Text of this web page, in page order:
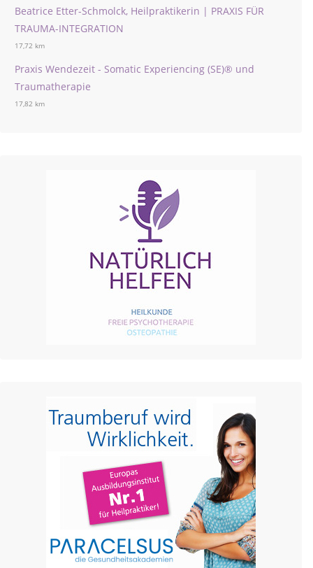
Beatrice Etter-Schmolck, Heilpraktikerin | PRAXIS FÜR
TRAUMA-INTEGRATION
17,72 km
Praxis Wendezeit - Somatic Experiencing (SE)® und
Traumatherapie
17,82 km